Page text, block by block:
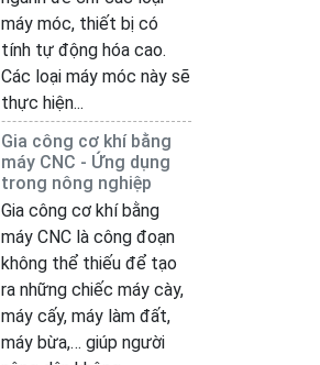
máy móc, thiết bị có
tính tự động hóa cao.
Các loại máy móc này sẽ
thực hiện...
Gia công cơ khí bằng
máy CNC - Ứng dụng
trong nông nghiệp
Gia công cơ khí bằng
máy CNC là công đoạn
không thể thiếu để tạo
ra những chiếc máy cày,
máy cấy, máy làm đất,
máy bừa,… giúp người
nông dân không...